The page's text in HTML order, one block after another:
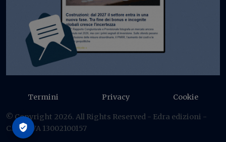
Termini Privacy Cookie
© Copyright 2026. All Rights Reserved - Edra edizioni -
C.F./P IVA 13002100157